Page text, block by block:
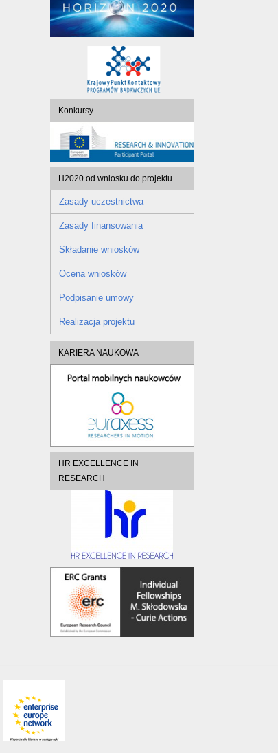
Konkursy
H2020 od wniosku do projektu
Zasady uczestnictwa
Zasady finansowania
Składanie wniosków
Ocena wniosków
Podpisanie umowy
Realizacja projektu
KARIERA NAUKOWA
HR EXCELLENCE IN
RESEARCH